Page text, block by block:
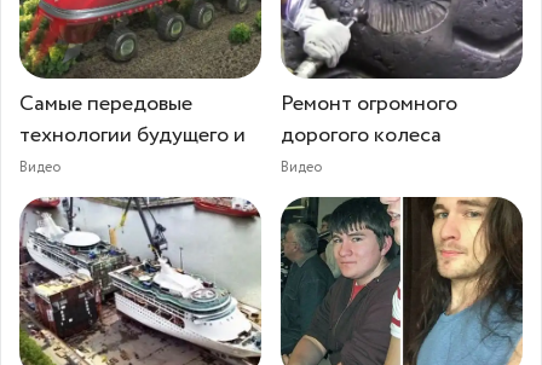
Самые передовые
технологии будущего и
Видео
Ремонт огромного
дорогого колеса
Видео